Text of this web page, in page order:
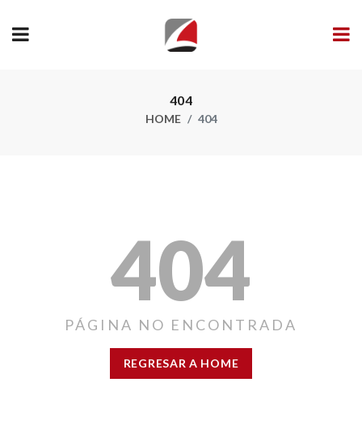
404
HOME 404
404
PÁGINA NO ENCONTRADA
REGRESAR A HOME